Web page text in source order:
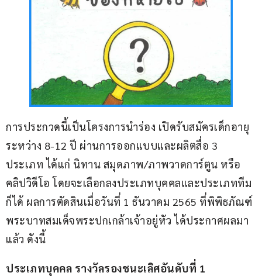
การประกวดนี้เป็นโครงการนำร่อง เปิดรับสมัครเด็กอายุ
ระหว่าง 8-12 ปี ผ่านการออกแบบและผลิตสื่อ 3
ประเภท ได้แก่ นิทาน สมุดภาพ/ภาพวาดการ์ตูน หรือ
คลิปวิดีโอ โดยจะเลือกลงประเภทบุคคลและประเภททีม
ก็ได้ ผลการตัดสินเมื่อวันที่ 1 ธันวาคม 2565 ที่พิพิธภัณฑ์
พระบาทสมเด็จพระปกเกล้าเจ้าอยู่หัว ได้ประกาศผลมา
แล้ว ดังนี้
ประเภทบุคคล รางวัลรองชนะเลิศอันดับที่ 1